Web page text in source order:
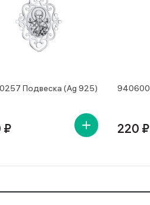
Подвеска (Ag 925)
₽ 220 ₽